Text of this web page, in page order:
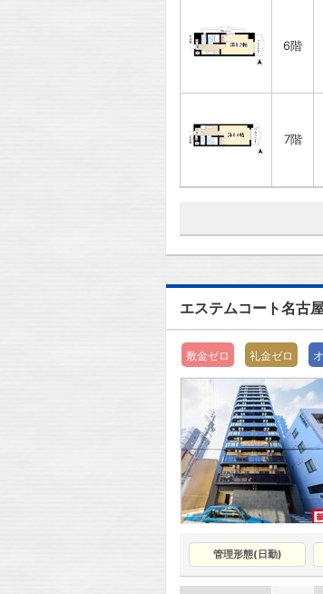
6階
7階
エステムコート名古
敷金ゼロ 礼金ゼロ
管理形態(日勤)